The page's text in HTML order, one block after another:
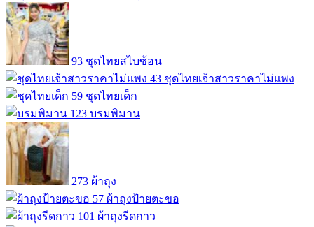
93 ชุดไทยสไบซ้อน
43 ชุดไทยเจ้าสาวราคาไม่แพง
59 ชุดไทยเด็ก
123 บรมพิมาน
273 ผ้าถุง
57 ผ้าถุงป้ายตะขอ
101 ผ้าถุงรีดกาว